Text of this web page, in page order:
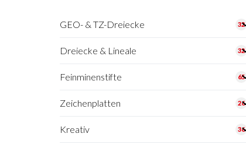
GEO- & TZ-Dreiecke 32
Dreiecke & Lineale 32
Feinminenstifte 65
Zeichenplatten 26
Kreativ 36